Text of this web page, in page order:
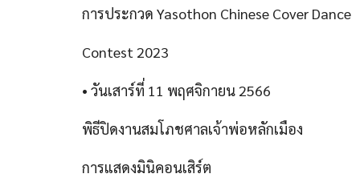
การประกวด Yasothon Chinese Cover Dance
Contest 2023
• วันเสาร์ที่ 11 พฤศจิกายน 2566
พิธีปิดงานสมโภชศาลเจ้าพ่อหลักเมือง
การแสดงมินิคอนเสิร์ต